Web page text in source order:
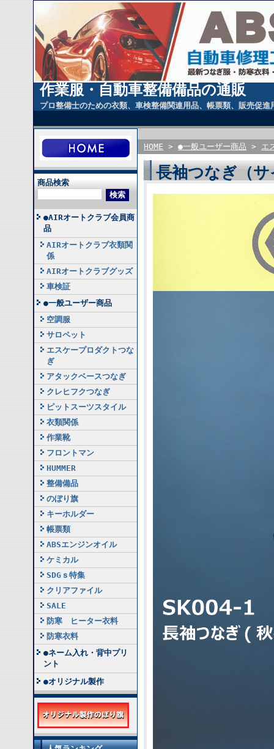
作業服・自動車整備備品の通販
プロ整備士のための衣類、車検整備関連用品、帳票類、販売促進
商品検索
●AIRオートクラブ会員商
品
AIRオートクラブ衣類関
係
AIRオートクラブグッズ
車検証
●一般ユーザー商品
空調服
サロペット
エスケープロダクトつな
ぎ
アタックベースつなぎ
クレヒフクつなぎ
ピットスーツスタイル
衣類関係
作業靴
フロントマン
HUMMER
整備備品
のぼり旗
キーホルダー
帳票類
ABSエンジンオイル
ケミカル
SDGｓ特集
クリアファイル
SALE
防寒 ヒーター衣料
防寒衣料
●ネーム入れ・背中プリ
ント
●オリジナル製作
HOME > ●一般ユーザー商品 > エ
長袖つなぎ（